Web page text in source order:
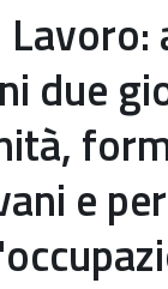
due
e